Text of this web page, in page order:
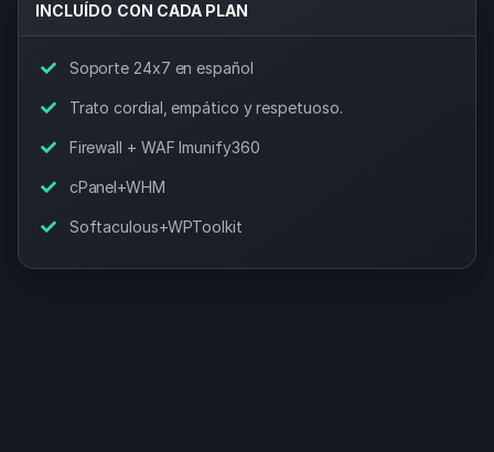
INCLUÍDO CON CADA PLAN
Soporte 24x7 en español
Trato cordial, empático y respetuoso.
Firewall + WAF Imunify360
cPanel+WHM
Softaculous+WPToolkit